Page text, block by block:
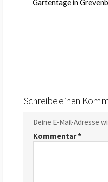
Gartentage in
Schreibe einen
Deine E-Mail-Adresse
Kommentar*